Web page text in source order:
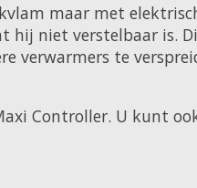
maar met
hij niet verstelbaar is.
verwarmers te
Controller. U kunt